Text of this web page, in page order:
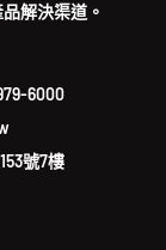
解決渠道。
6000
號7樓